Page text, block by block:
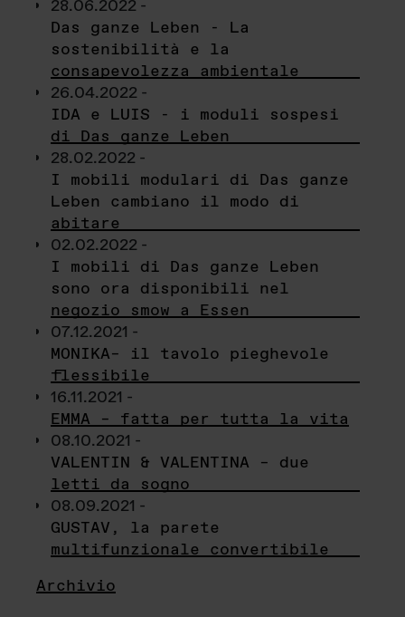
28.06.2022 -
Das ganze Leben - La
sostenibilità e la
consapevolezza ambientale
26.04.2022 -
IDA e LUIS - i moduli sospesi
di Das ganze Leben
28.02.2022 -
I mobili modulari di Das ganze
Leben cambiano il modo di
abitare
02.02.2022 -
I mobili di Das ganze Leben
sono ora disponibili nel
negozio smow a Essen
07.12.2021 -
MONIKA– il tavolo pieghevole
flessibile
16.11.2021 -
EMMA – fatta per tutta la vita
08.10.2021 -
VALENTIN & VALENTINA – due
letti da sogno
08.09.2021 -
GUSTAV, la parete
multifunzionale convertibile
Archivio